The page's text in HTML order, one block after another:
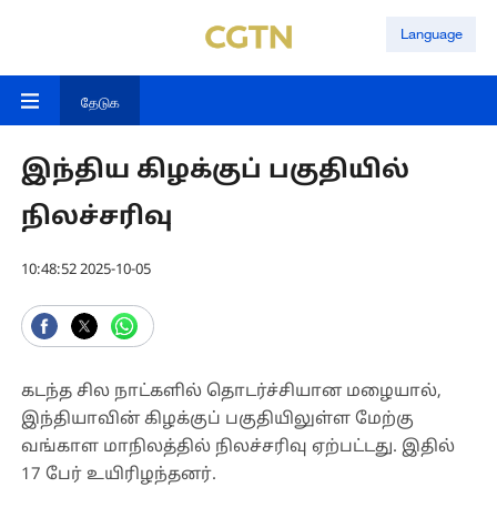
Language
தேடுக
இந்திய கிழக்குப் பகுதியில்
நிலச்சரிவு
10:48:52 2025-10-05
கடந்த சில நாட்களில் தொடர்ச்சியான மழையால்,
இந்தியாவின் கிழக்குப் பகுதியிலுள்ள மேற்கு
வங்காள மாநிலத்தில் நிலச்சரிவு ஏற்பட்டது. இதில்
17 பேர் உயிரிழந்தனர்.